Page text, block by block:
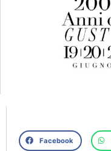
Facebook